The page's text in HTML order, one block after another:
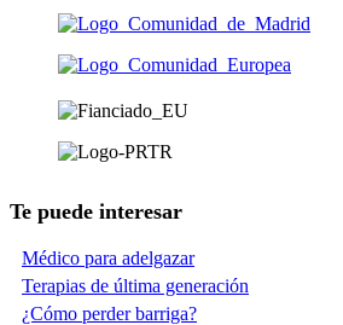
Te puede interesar
Médico para adelgazar
Terapias de última generación
¿Cómo perder barriga?